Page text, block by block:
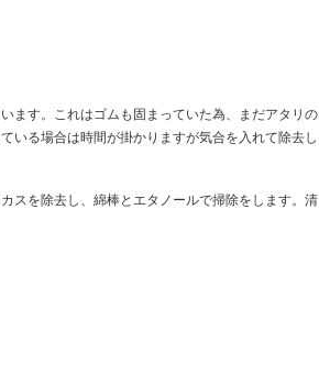
ます。これはゴムも固まっていた為、まだアタリの
いる場合は時間が掛かりますが気合を入れて除去し
スを除去し、綿棒とエタノールで掃除をします。清